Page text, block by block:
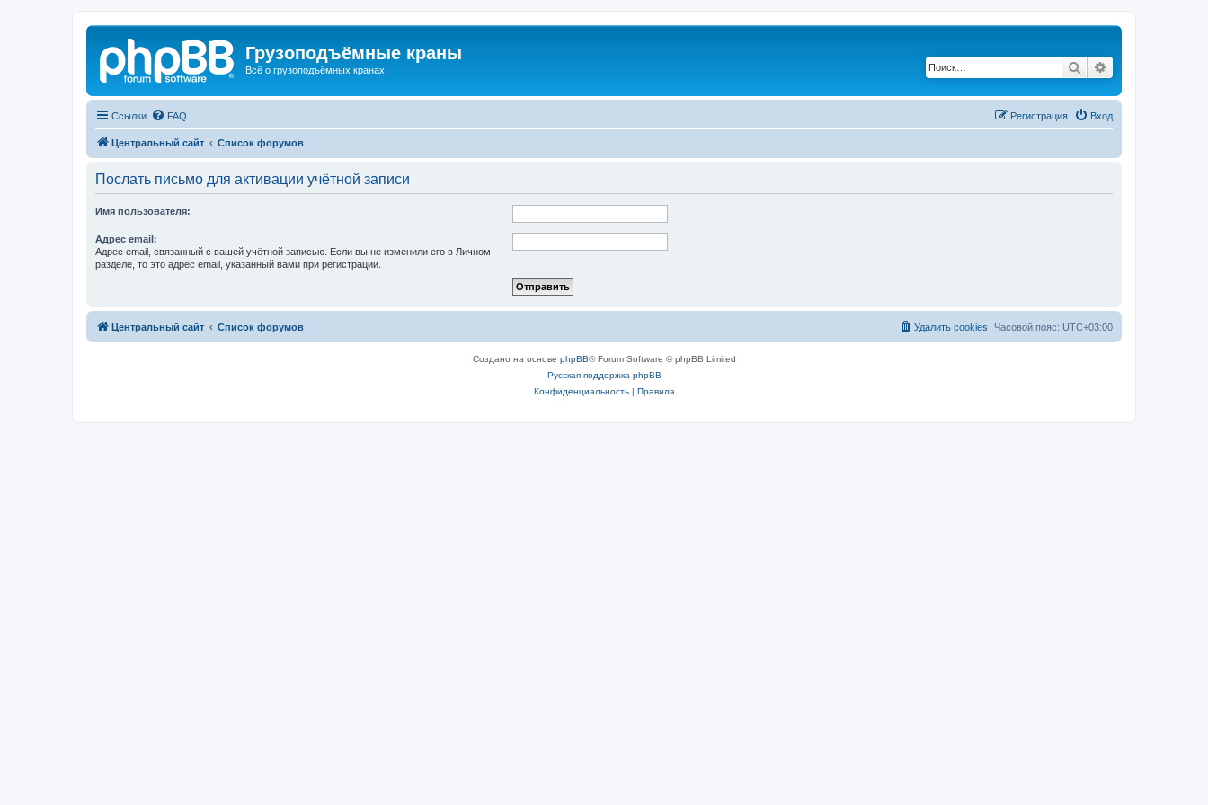
Грузоподъёмные краны
Всё о грузоподъёмных кранах Поиск
Ссылки FAQ Вход
Регистрация
Центральный сайт Список форумов
Послать письмо для активации учётной записи
Имя пользователя:
Адрес email:
Адрес email, связанный с вашей учётной записью. Если вы не изменили его в Личном
разделе, то это адрес email, указанный вами при регистрации.
Центральный сайт Список форумов Часовой пояс: UTC+03:00
Удалить cookies
Создано на основе phpBB® Forum Software © phpBB Limited
Русская поддержка phpBB
Конфиденциальность| Правила